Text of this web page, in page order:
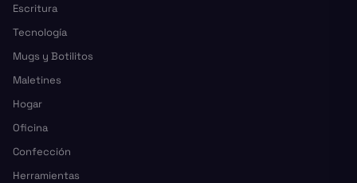
Escritura
Tecnología
Mugs y Botilitos
Maletines
Hogar
Oficina
Confección
Herramientas